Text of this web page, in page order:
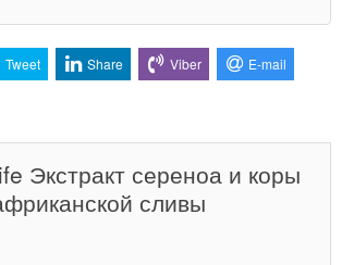
Tweet Share Viber E-mail
Экстракт сереноа и коры
сливы